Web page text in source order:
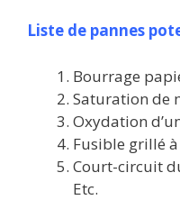
Liste de pannes
Bourrage
Saturation de
Oxydation
Fusible grillé
Court-circuit
Etc.